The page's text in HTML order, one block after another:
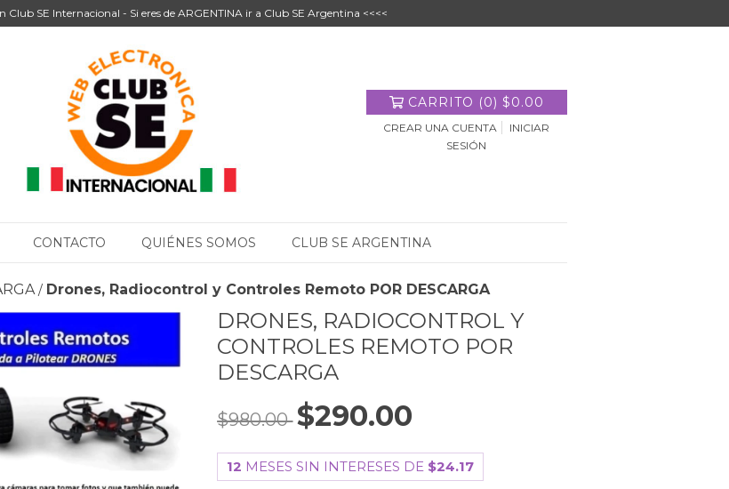
Club SE Internacional - Si eres de ARGENTINA ir a Club SE Argentina <<<<
CARRITO (0) $0.00
CREAR UNA CUENTA
INICIAR
SESIÓN
CONTACTO QUIÉNES SOMOS CLUB SE ARGENTINA
/ Drones, Radiocontrol y Controles Remoto POR DESCARGA
DRONES, RADIOCONTROL Y
CONTROLES REMOTO POR
DESCARGA
$980.00 $290.00
12 MESES SIN INTERESES DE $24.17